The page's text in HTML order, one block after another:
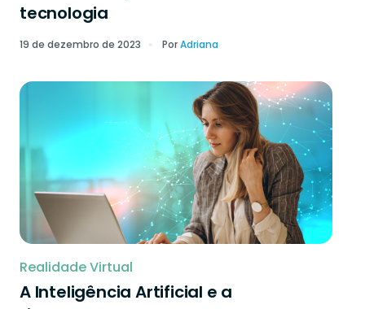
tecnologia
19 de dezembro de 2023 PorAdriana
Realidade Virtual
A Inteligência Artificial e a